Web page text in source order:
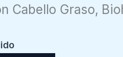
Cabello Graso,